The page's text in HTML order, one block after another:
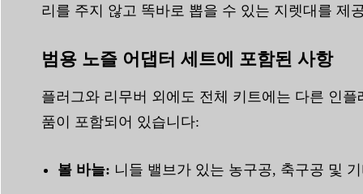
리를 주지 않고 똑바로 뽑을 수 있는 지렛대를 제
범용 노즐 어댑터 세트에 포함된 사항
플러그와 리무버 외에도 전체 키트에는 다른 인
품이 포함되어 있습니다:
볼 바늘: 니들 밸브가 있는 농구공, 축구공 및